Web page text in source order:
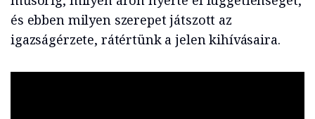
és ebben milyen szerepet játszott az
igazságérzete, rátértünk a jelen kihívásaira.